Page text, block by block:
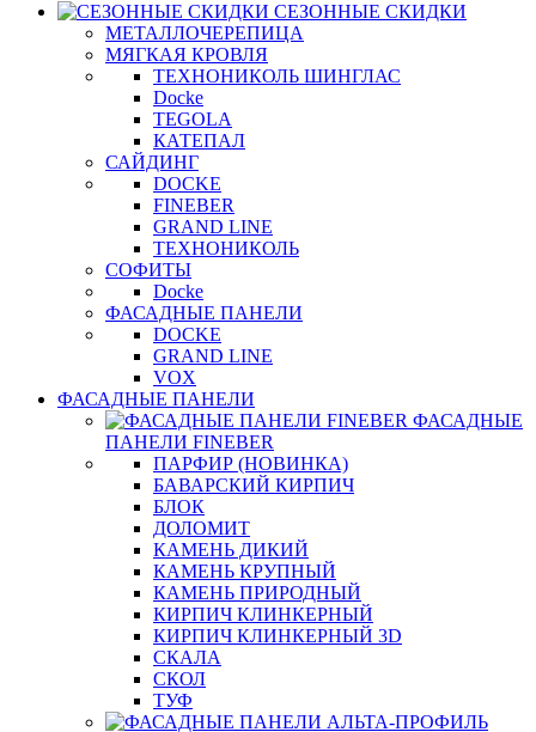
СЕЗОННЫЕ СКИДКИ
МЕТАЛЛОЧЕРЕПИЦА
МЯГКАЯ КРОВЛЯ
ТЕХНОНИКОЛЬ ШИНГЛАС
Docke
TEGOLA
КАТЕПАЛ
САЙДИНГ
DOCKE
FINEBER
GRAND LINE
ТЕХНОНИКОЛЬ
СОФИТЫ
Docke
ФАСАДНЫЕ ПАНЕЛИ
DOCKE
GRAND LINE
VOX
ФАСАДНЫЕ ПАНЕЛИ
ФАСАДНЫЕ
ПАНЕЛИ FINEBER
ПАРФИР (НОВИНКА)
БАВАРСКИЙ КИРПИЧ
БЛОК
ДОЛОМИТ
КАМЕНЬ ДИКИЙ
КАМЕНЬ КРУПНЫЙ
КАМЕНЬ ПРИРОДНЫЙ
КИРПИЧ КЛИНКЕРНЫЙ
КИРПИЧ КЛИНКЕРНЫЙ 3D
СКАЛА
СКОЛ
ТУФ